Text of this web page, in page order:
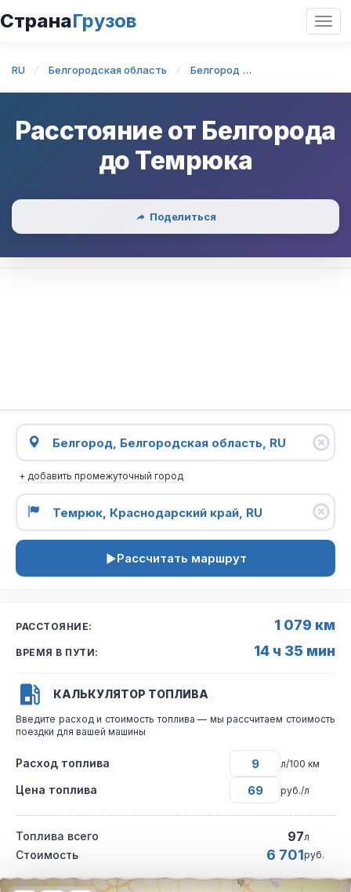
СтранаГрузов
RU Белгородская область Белгород
Расстояние от Белгорода
до Темрюка
Поделиться
+ добавить промежуточный город
Рассчитать маршрут
РАССТОЯНИЕ: 1 079 км
ВРЕМЯ В ПУТИ: 14 ч 35 мин
КАЛЬКУЛЯТОР ТОПЛИВА
Введите расход и стоимость топлива — мы рассчитаем стоимость
поездки для вашей машины
Расход топлива л/100 км
Цена топлива руб./л
Топлива всего 97л
Стоимость 6 701руб.
Интерактивная карта автомобильного маршрута из города